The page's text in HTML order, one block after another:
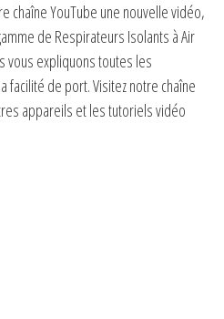
chaîne YouTube une nouvelle vidéo,
de Respirateurs Isolants à Air
vous expliquons toutes les
facilité de port. Visitez notre chaîne
appareils et les tutoriels vidéo